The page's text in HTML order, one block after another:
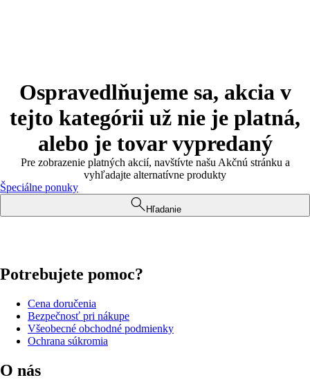
Ospravedlňujeme sa, akcia v
tejto kategórii už nie je platná,
alebo je tovar vypredaný
Pre zobrazenie platných akcií, navštívte našu Akčnú stránku a
vyhľadajte alternatívne produkty
Špeciálne ponuky
Hľadanie
Potrebujete pomoc?
Cena doručenia
Bezpečnosť pri nákupe
Všeobecné obchodné podmienky
Ochrana súkromia
O nás